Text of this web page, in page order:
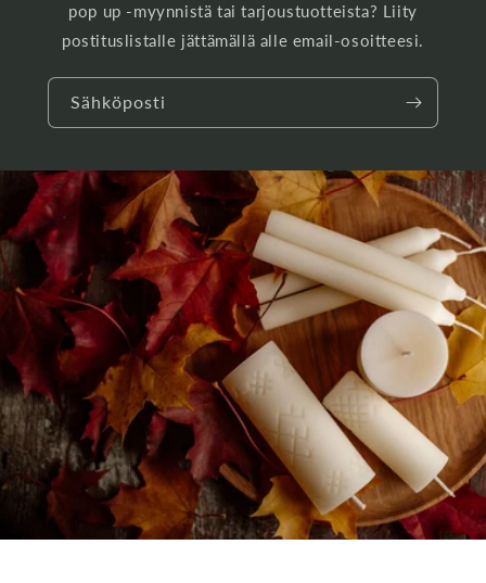
pop up -myynnistä tai tarjoustuotteista? Liity
postituslistalle jättämällä alle email-osoitteesi.
Sähköposti